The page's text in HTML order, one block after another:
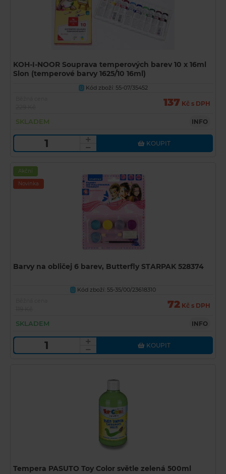
KOH-I-NOOR Souprava temperových barev 10 x 16ml
Slon (temperové barvy 1625/10 16ml)
U Kód zboží: 55-07/35452
137 Kč s DPH
SKLADEM INFO
KOUPIT
Akční
Novinka
Barvy na obličej 6 barev, Butterfly STARPAK 528374
U
Kód zboží: 55-35/00/23618310
72 Kč s DPH
SKLADEM INFO
KOUPIT
Tempera PASUTO Toy Color světle zelená 500ml